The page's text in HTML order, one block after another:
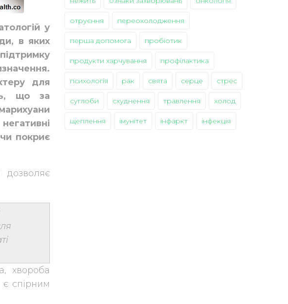
у
в яких
для
що за
покриє
хвороба
є спірним
отруєння переохолодження
перша допомога пробіотик
продукти харчування профілактика
психологія рак свята серце стрес
суглоби схуднення травлення холод
щеплення імунітет інфаркт інфекція